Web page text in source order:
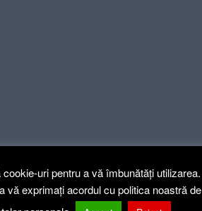
uri pentru a vă îmbunătăți utilizarea.
vă exprimați acordul cu politica noastră de